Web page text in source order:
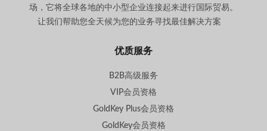
场，它将全球各地的中小型企业连接起来进行国际贸易。
让我们帮助您全天候为您的业务寻找最佳解决方案
优质服务
B2B高级服务
VIP会员资格
GoldKey Plus会员资格
GoldKey会员资格